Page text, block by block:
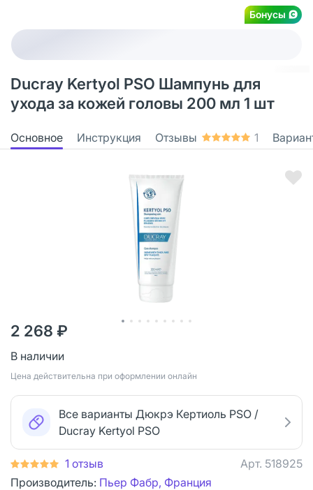
Бонусы
Ducray Kertyol PSO Шампунь для
ухода за кожей головы 200 мл 1 шт
Основное Инструкция Отзывы 1
2 268 ₽
В наличии
Цена действительна при оформлении онлайн
Все варианты Дюкрэ Кертиоль PSO /
Ducray Kertyol PSO
1 отзыв Арт. 518925
Производитель: Пьер Фабр, Франция